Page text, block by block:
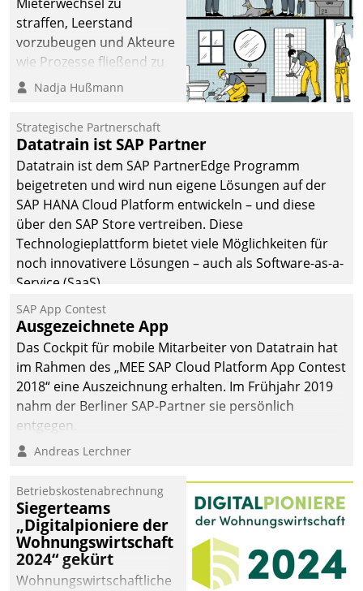
straffen, Leerstand
vorzubeugen und Akteure
wie Prozesse fließend zu
vernetzen, nutzt die
Jahresbeginn eine
Überblick, Einsicht und
Eingriff bietende Lösung.
Zur Entwicklung setzte
man auf
Cloudtechnologie,
bewährte und Startup-
Partner sowie erstmals
agile Projektmethoden.
Nadja Hußmann
Strategische Partnerschaft
Datatrain ist SAP Partner
Datatrain ist dem SAP PartnerEdge Programm
beigetreten und wird nun eigene Lösungen auf der
SAP HANA Cloud Platform entwickeln – und diese
über den SAP Store vertreiben. Diese
Technologieplattform bietet viele Möglichkeiten für
noch innovativere Lösungen – auch als Software-as-a-
Service (SaaS).
SAP App Contest
Ausgezeichnete App
Das Cockpit für mobile Mitarbeiter von Datatrain hat
im Rahmen des „MEE SAP Cloud Platform App Contest
2018“ eine Auszeichnung erhalten. Im Frühjahr 2019
nahm der Berliner SAP-Partner sie persönlich
entgegen.
Andreas Lerchner
Betriebskostenabrechnung
Siegerteams
„Digitalpioniere der
Wohnungswirtschaft
2024“ gekürt
Wohnungswirtschaftliche